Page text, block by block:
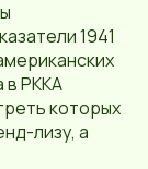
1941
в РККА
которых
лизу, а